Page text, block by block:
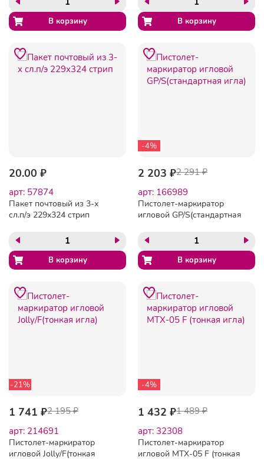
20.00 ₽
арт: 57874
Пакет почтовый из 3-х
сл.п/э 229х324 стрип
-4%
2 203 ₽2 291 ₽
арт: 166989
Пистолет-маркиратор
игловой GP/S(стандартная
-21%
1 741 ₽2 195 ₽
арт: 214691
Пистолет-маркиратор
игловой Jolly/F(тонкая
-4%
1 432 ₽1 489 ₽
арт: 32308
Пистолет-маркиратор
игловой MTX-05 F (тонкая